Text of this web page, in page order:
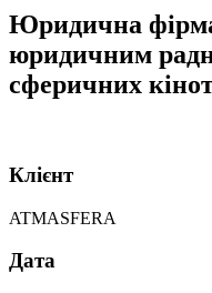
Юридична
юридичним
сферичних
Клієнт
ATMASFERA
Дата